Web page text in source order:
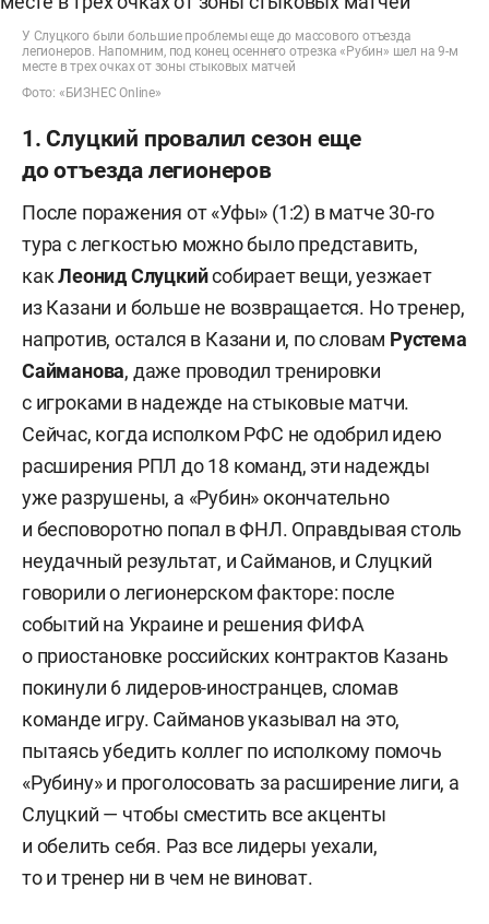
У Слуцкого были большие проблемы еще до массового отъезда
легионеров. Напомним, под конец осеннего отрезка «Рубин» шел на 9-м
месте в трех очках от зоны стыковых матчей
Фото: «БИЗНЕС Online»
1. Слуцкий провалил сезон еще
до отъезда легионеров
После поражения от «Уфы» (1:2) в матче 30-го
тура с легкостью можно было представить,
какЛеонид Слуцкийсобирает вещи, уезжает
из Казани и больше не возвращается. Но тренер,
напротив, остался в Казани и, по словам Рустема
Сайманова, даже проводил тренировки
с игроками в надежде на стыковые матчи.
Сейчас, когда исполком РФС не одобрил идею
расширения РПЛ до 18 команд, эти надежды
уже разрушены, а «Рубин» окончательно
и бесповоротно попал в ФНЛ. Оправдывая столь
неудачный результат, и Сайманов, и Слуцкий
говорили о легионерском факторе: после
событий на Украине и решения ФИФА
о приостановке российских контрактов Казань
покинули 6 лидеров-иностранцев, сломав
команде игру. Сайманов указывал на это,
пытаясь убедить коллег по исполкому помочь
«Рубину» и проголосовать за расширение лиги, а
Слуцкий — чтобы сместить все акценты
и обелить себя. Раз все лидеры уехали,
то и тренер ни в чем не виноват.